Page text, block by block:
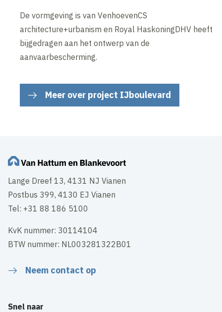
De vormgeving is van VenhoevenCS
architecture+urbanism en Royal HaskoningDHV heeft
bijgedragen aan het ontwerp van de
aanvaarbescherming.
Meer over project IJboulevard
Lange Dreef 13, 4131 NJ Vianen
Postbus 399, 4130 EJ Vianen
Tel: +31 88 186 5100
KvK nummer: 30114104
BTW nummer: NL003281322B01
Neem contact op
Snel naar